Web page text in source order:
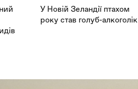
У Новій Зеландії птахом
року став голуб-алкоголік